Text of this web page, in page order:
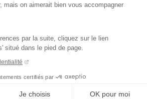
mais on aimerait bien vous accompagner
par la suite, cliquez sur le lien
situé dans le pied de page.
certifiés par
Je choisis OK pour moi